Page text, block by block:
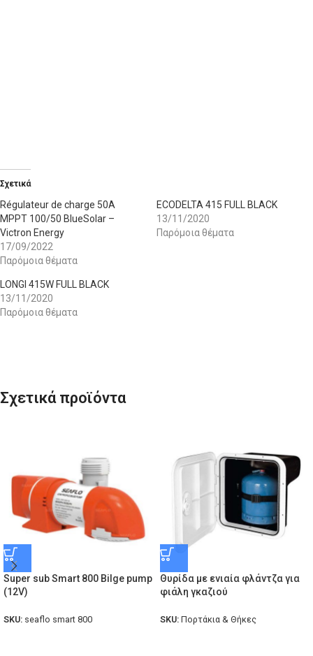
Σχετικά
Régulateur de charge 50A
MPPT 100/50 BlueSolar –
Victron Energy
17/09/2022
Παρόμοια θέματα
ECODELTA 415 FULL BLACK
13/11/2020
Παρόμοια θέματα
LONGI 415W FULL BLACK
13/11/2020
Παρόμοια θέματα
Σχετικά προϊόντα
Super sub Smart 800 Bilge pump
(12V)
SKU: seaflo smart 800
Θυρίδα με ενιαία φλάντζα για
φιάλη γκαζιού
SKU: Πορτάκια & Θήκες